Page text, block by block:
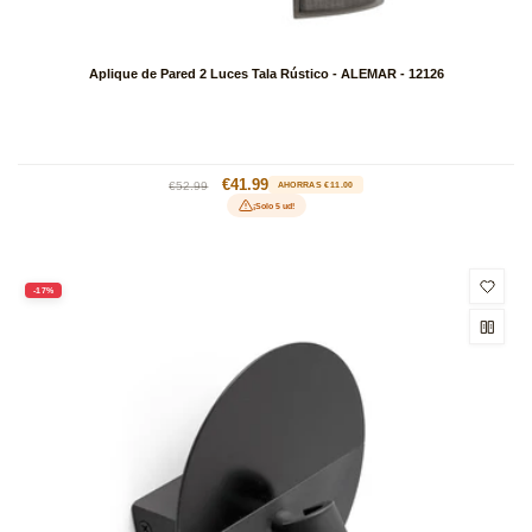
Aplique de Pared 2 Luces Tala Rústico - ALEMAR - 12126
Precio
habitual
€52.99
Precio
de
oferta
€41.99 AHORRAS €11.00
¡Solo 5 ud!
-17%